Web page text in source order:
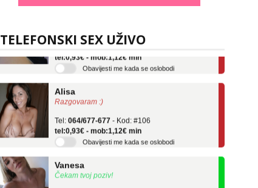
TELEFONSKI SEX UŽIVO
Snježana
Tel:064/677-677 - Kod: #119
tel:0,93€ - mob:1,12€ min
Obavijesti me kada se oslobodi
Razgovaram :)
tel:0,93€ - mob:1,12€ min
Obavijesti me kada se oslobodi
Čekam tvoj poziv!